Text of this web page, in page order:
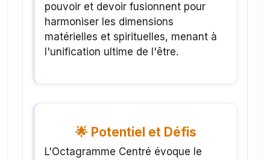
pouvoir et devoir fusionnent pour
harmoniser les dimensions
matérielles et spirituelles, menant à
l'unification ultime de l'être.
🌟 Potentiel et Défis
L'Octagramme Centré évoque le